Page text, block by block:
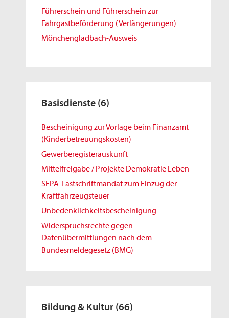
Führerschein und Führerschein zur
Fahrgastbeförderung (Verlängerungen)
Mönchengladbach-Ausweis
Basisdienste (6)
Bescheinigung zur Vorlage beim Finanzamt
(Kinderbetreuungskosten)
Gewerberegisterauskunft
Mittelfreigabe / Projekte Demokratie Leben
SEPA-Lastschriftmandat zum Einzug der
Kraftfahrzeugsteuer
Unbedenklichkeitsbescheinigung
Widerspruchsrechte gegen
Datenübermittlungen nach dem
Bundesmeldegesetz (BMG)
Bildung & Kultur (66)